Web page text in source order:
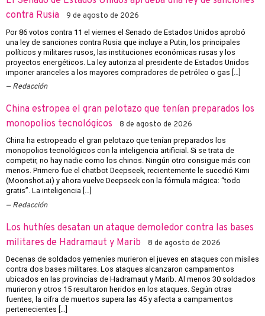
contra Rusia
9 de agosto de 2026
Por 86 votos contra 11 el viernes el Senado de Estados Unidos aprobó
una ley de sanciones contra Rusia que incluye a Putin, los principales
políticos y militares rusos, las instituciones económicas rusas y los
proyectos energéticos. La ley autoriza al presidente de Estados Unidos
imponer aranceles a los mayores compradores de petróleo o gas […]
Redacción
China estropea el gran pelotazo que tenían preparados los
monopolios tecnológicos
8 de agosto de 2026
China ha estropeado el gran pelotazo que tenían preparados los
monopolios tecnológicos con la inteligencia artificial. Si se trata de
competir, no hay nadie como los chinos. Ningún otro consigue más con
menos. Primero fue el chatbot Deepseek, recientemente le sucedió Kimi
(Moonshot.ai) y ahora vuelve Deepseek con la fórmula mágica: “todo
gratis”. La inteligencia […]
Redacción
Los huthíes desatan un ataque demoledor contra las bases
militares de Hadramaut y Marib
8 de agosto de 2026
Decenas de soldados yemeníes murieron el jueves en ataques con misiles
contra dos bases militares. Los ataques alcanzaron campamentos
ubicados en las provincias de Hadramaut y Marib. Al menos 30 soldados
murieron y otros 15 resultaron heridos en los ataques. Según otras
fuentes, la cifra de muertos supera las 45 y afecta a campamentos
pertenecientes […]